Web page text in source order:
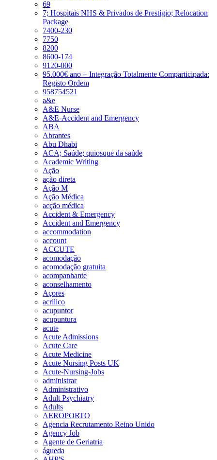
69
7; Hospitais NHS & Privados de Prestígio; Relocation
Package
7400-230
7750
8200
8600-174
9120-000
95.000€ ano + Integração Totalmente Comparticipada:
Registo Ordem
958754521
a&e
A&E Nurse
A&E-Accident and Emergency
ABA
Abrantes
Abu Dhabi
ACA; Saúde; quiosque da saúde
Academic Writing
Ação
ação direta
Ação M
Ação Médica
acção médica
Accident & Emergency
Accident and Emergency
accommodation
account
ACCUTE
acomodação
acomodação gratuita
acompanhante
aconselhamento
Açores
acrilico
acupuntor
acupuntura
acute
Acute Admissions
Acute Care
Acute Medicine
Acute Nursing Posts UK
Acute-Nursing-Jobs
administrar
Administrativo
Adult Psychiatry
Adults
AEROPORTO
Agencia Recrutamento Reino Unido
Agency Job
Agente de Geriatria
águeda